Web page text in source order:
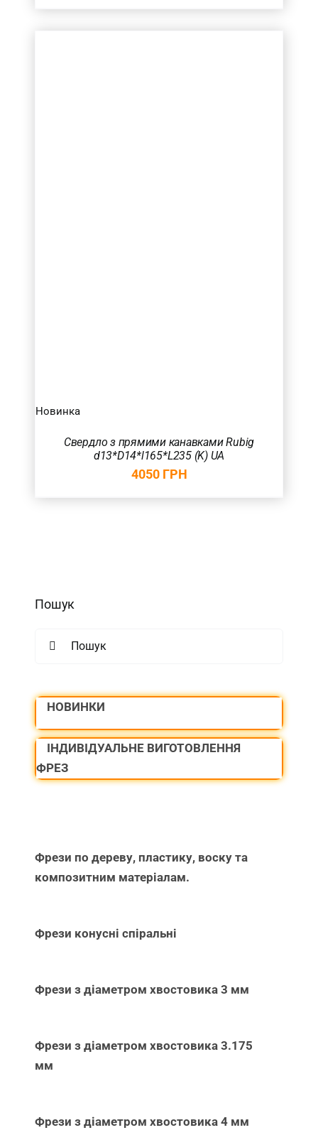
Новинка
Свердло з прямими канавками Rubig
d13*D14*l165*L235 (K) UA
4050 ГРН
Пошук
НОВИНКИ
ІНДИВІДУАЛЬНЕ ВИГОТОВЛЕННЯ
ФРЕЗ
Фрези по дереву, пластику, воску та
композитним матеріалам.
Фрези конусні спіральні
Фрези з діаметром хвостовика 3 мм
Фрези з діаметром хвостовика 3.175
мм
Фрези з діаметром хвостовика 4 мм